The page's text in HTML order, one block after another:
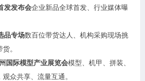
发发布会企业新品全球首发、行业媒体曝
品专场数百位带货达人、机构采购现场挑
。
国际模型产业展览会模型、机甲、拼装、
众共享、流量互通。